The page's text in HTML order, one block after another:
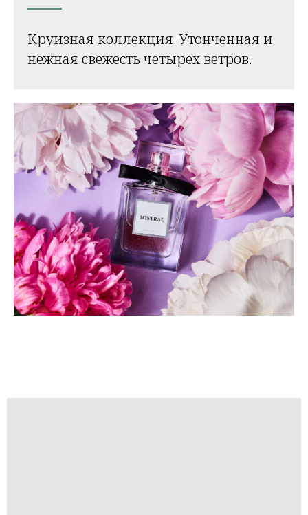
Круизная коллекция. Утонченная и
нежная свежесть четырех ветров.